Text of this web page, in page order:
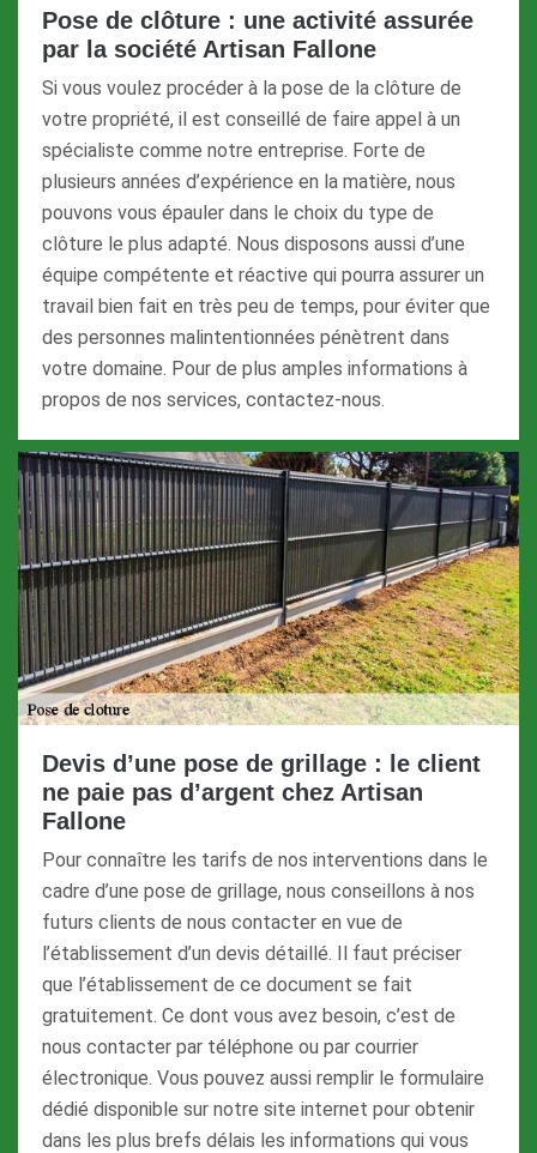
Pose de clôture : une activité assurée
par la société Artisan Fallone
Si vous voulez procéder à la pose de la clôture de
votre propriété, il est conseillé de faire appel à un
spécialiste comme notre entreprise. Forte de
plusieurs années d’expérience en la matière, nous
pouvons vous épauler dans le choix du type de
clôture le plus adapté. Nous disposons aussi d’une
équipe compétente et réactive qui pourra assurer un
travail bien fait en très peu de temps, pour éviter que
des personnes malintentionnées pénètrent dans
votre domaine. Pour de plus amples informations à
propos de nos services, contactez-nous.
Devis d’une pose de grillage : le client
ne paie pas d’argent chez Artisan
Fallone
Pour connaître les tarifs de nos interventions dans le
cadre d’une pose de grillage, nous conseillons à nos
futurs clients de nous contacter en vue de
l’établissement d’un devis détaillé. Il faut préciser
que l’établissement de ce document se fait
gratuitement. Ce dont vous avez besoin, c’est de
nous contacter par téléphone ou par courrier
électronique. Vous pouvez aussi remplir le formulaire
dédié disponible sur notre site internet pour obtenir
dans les plus brefs délais les informations qui vous